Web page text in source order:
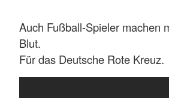
Auch Fußball-Spieler machen
Blut.
Für das Deutsche Rote Kreuz.